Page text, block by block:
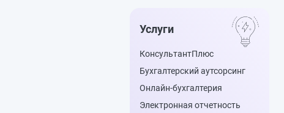
Услуги
КонсультантПлюс
Бухгалтерский аутсорсинг
Онлайн-бухгалтерия
Электронная отчетность